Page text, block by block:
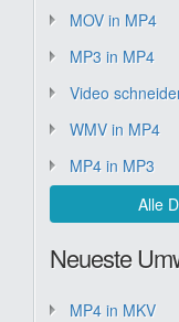
MOV in MP4
MP3 in MP4
Video
WMV in MP4
MP4 in MP3
Alle
Neueste
MP4 in MKV